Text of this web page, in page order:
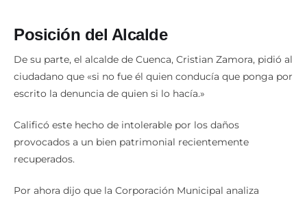
Posición del Alcalde
De su parte, el alcalde de Cuenca, Cristian Zamora, pidió al
ciudadano que «si no fue él quien conducía que ponga por
escrito la denuncia de quien si lo hacía.»
Calificó este hecho de intolerable por los daños
provocados a un bien patrimonial recientemente
recuperados.
Por ahora dijo que la Corporación Municipal analiza